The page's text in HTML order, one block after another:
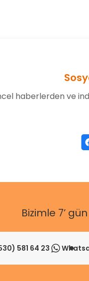
haberlerden ve
Bizimle 7’
581 64 23